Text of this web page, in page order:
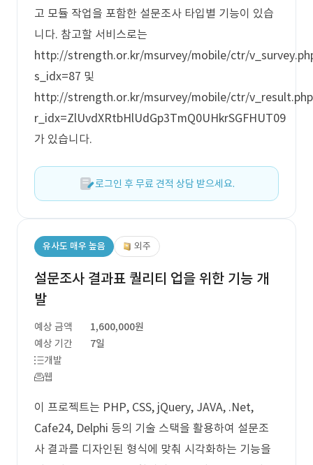
고 모듈 작업을 포함한 설문조사 타입별 기능이 있습
니다. 참고할 서비스로는
http://strength.or.kr/msurvey/mobile/ctr/
s_idx=87 및
http://strength.or.kr/msurvey/mobile/ctr/
r_idx=ZlUvdXRtbHlUdGp3TmQ0UHkrSGFHUT09
가 있습니다.
로그인 후 무료 견적 상담 받으세요.
유사도 매우 높음 외주
설문조사 결과표 퀄리티 업을 위한 기능 개
발
예상 금액
1,600,000원
예상 기간
7일
개발
웹
이 프로젝트는 PHP, CSS, jQuery, JAVA, .Net,
Cafe24, Delphi 등의 기술 스택을 활용하여 설문조
사 결과를 디자인된 형식에 맞춰 시각화하는 기능을